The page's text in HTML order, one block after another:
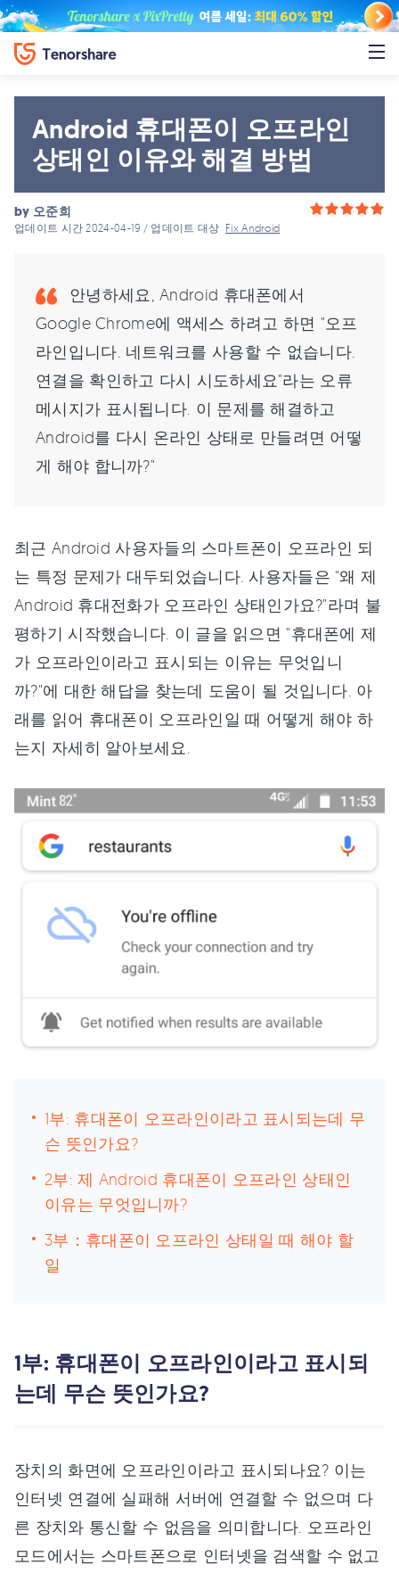
Android 휴대폰이 오프라인
상태인 이유와 해결 방법
by 오준희
업데이트 시간 2024-04-19 / 업데이트 대상 Fix Android
안녕하세요, Android 휴대폰에서
Google Chrome에 액세스 하려고 하면 "오프
라인입니다. 네트워크를 사용할 수 없습니다.
연결을 확인하고 다시 시도하세요"라는 오류
메시지가 표시됩니다. 이 문제를 해결하고
Android를 다시 온라인 상태로 만들려면 어떻
게 해야 합니까?"
최근 Android 사용자들의 스마트폰이 오프라인 되
는 특정 문제가 대두되었습니다. 사용자들은 "왜 제
Android 휴대전화가 오프라인 상태인가요?"라며 불
평하기 시작했습니다. 이 글을 읽으면 "휴대폰에 제
가 오프라인이라고 표시되는 이유는 무엇입니
까?"에 대한 해답을 찾는데 도움이 될 것입니다. 아
래를 읽어 휴대폰이 오프라인일 때 어떻게 해야 하
는지 자세히 알아보세요.
1부: 휴대폰이 오프라인이라고 표시되는데 무
슨 뜻인가요?
2부: 제 Android 휴대폰이 오프라인 상태인
이유는 무엇입니까?
3부：휴대폰이 오프라인 상태일 때 해야 할
일
1부: 휴대폰이 오프라인이라고 표시되
는데 무슨 뜻인가요?
장치의 화면에 오프라인이라고 표시되나요? 이는
인터넷 연결에 실패해 서버에 연결할 수 없으며 다
른 장치와 통신할 수 없음을 의미합니다. 오프라인
모드에서는 스마트폰으로 인터넷을 검색할 수 없고